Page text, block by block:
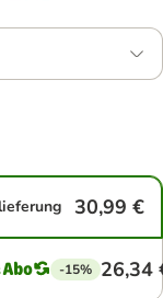
30,99 €
-15% 26,34